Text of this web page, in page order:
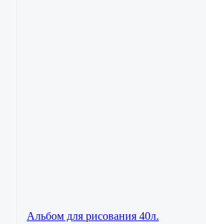
Альбом для рисования 40л.